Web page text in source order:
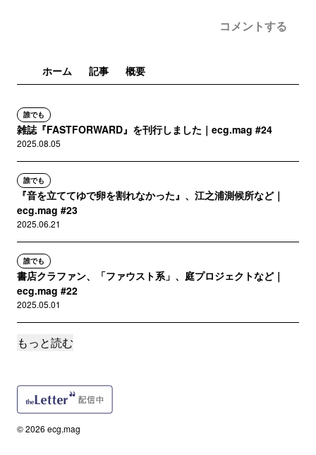
コメントする
ホーム 記事 概要
誰でも
雑誌『FASTFORWARD』を刊行しました｜ecg.mag #24
2025.08.05
誰でも
『音を立ててゆで卵を割れなかった』、江之浦測候所など｜
ecg.mag #23
2025.06.21
誰でも
書店クラファン、「ファウスト系」、庭プロジェクトなど｜
ecg.mag #22
2025.05.01
誰でも
誰でも
2025.02.28
もっと読む
© 2026 ecg.mag